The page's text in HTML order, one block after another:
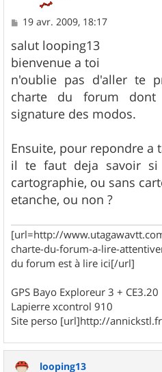
M
s
s
a
g
e
19 avr. 2009, 18:17
salut looping13
bienvenue a toi
n'oublie pas d'aller te
charte du forum
signature des modos.
Ensuite, pour repondre a
il te faut deja savoir
cartographie, ou sans
etanche, ou non ?
[url=http://
charte-du-forum-a-lire-
du forum est à lire ici[/url]
GPS Bayo Exploreur 3 + CE3.20
Lapierre xcontrol 910
Site perso [url]http://
looping13